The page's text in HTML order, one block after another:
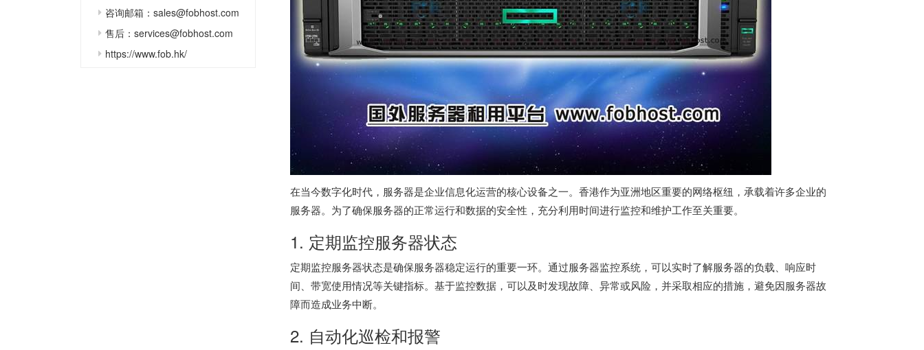
咨询邮箱：sales@fobhost.com
售后：services@fobhost.com
https://www.fob.hk/
在当今数字化时代，服务器是企业信息化运营的核心设备之一。香港作为亚洲地区重要的网络枢纽，承载着许多企业的
服务器。为了确保服务器的正常运行和数据的安全性，充分利用时间进行监控和维护工作至关重要。
1. 定期监控服务器状态
定期监控服务器状态是确保服务器稳定运行的重要一环。通过服务器监控系统，可以实时了解服务器的负载、响应时
间、带宽使用情况等关键指标。基于监控数据，可以及时发现故障、异常或风险，并采取相应的措施，避免因服务器故
障而造成业务中断。
2. 自动化巡检和报警